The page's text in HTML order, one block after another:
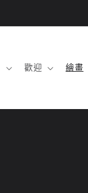
歡迎 繪畫